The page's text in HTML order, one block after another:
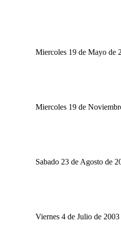
Miercoles 19 de Mayo de
Miercoles 19 de
Sabado 23 de Agosto de
Viernes 4 de Julio de 2003